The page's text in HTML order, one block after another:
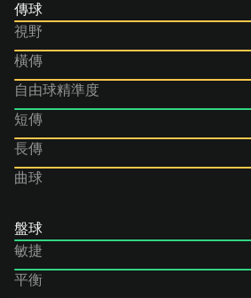
傳球
視野
橫傳
自由球精準度
短傳
長傳
曲球
盤球
敏捷
平衡